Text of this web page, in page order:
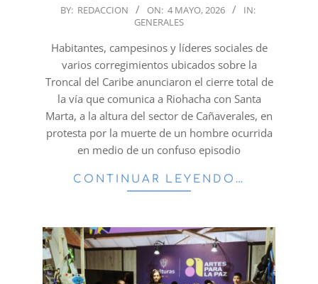
2026-
04
BY: REDACCION ON: 4 MAYO, 2026
IN:
GENERALES
Habitantes, campesinos y líderes sociales de
varios corregimientos ubicados sobre la
Troncal del Caribe anunciaron el cierre total de
la vía que comunica a Riohacha con Santa
Marta, a la altura del sector de Cañaverales, en
protesta por la muerte de un hombre ocurrida
en medio de un confuso episodio
CONTINUAR LEYENDO…